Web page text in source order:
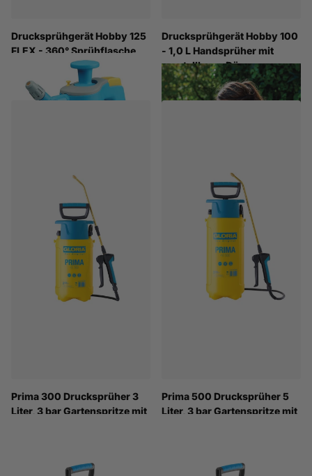
Drucksprühgerät Hobby 125
FLEX - 360° Sprühflasche
mit flexibler Lanze
€21,90
Drucksprühgerät Hobby 100
- 1,0 L Handsprüher mit
verstellbarer Düse
€15,90
Prima 300 Drucksprüher 3
Liter, 3 bar Gartenspritze mit
Prima 500 Drucksprüher 5
Liter, 3 bar Gartenspritze mit